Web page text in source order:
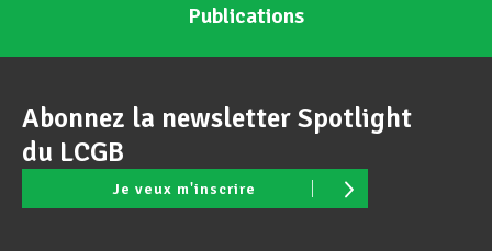
Publications
Abonnez la newsletter Spotlight
du LCGB
Je veux m'inscrire